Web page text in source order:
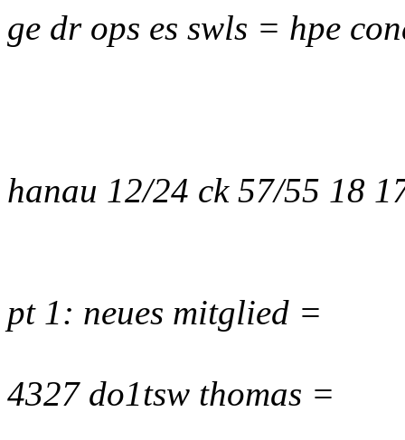
ge dr ops es swls = hpe
hanau 12/24 ck 57/55 18
pt 1: neues mitglied =
4327 do1tsw thomas =